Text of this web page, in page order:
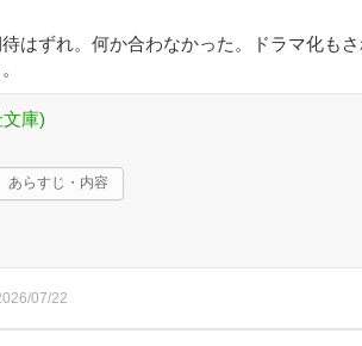
はずれ。何か合わなかった。ドラマ化も
庫)
あらすじ・内容
07/22